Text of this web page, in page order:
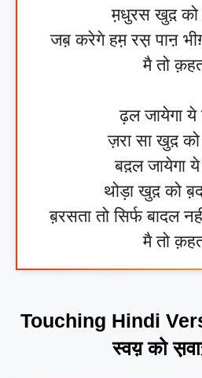
म़धुरस खुद़ को
जब़ करेगे हम़ रस़ पाऩ
मै तो
ढ़ल जायेगा ये
ज़रा सा खुद़ को
बद़ल जायेगा
थोड़ा खुद़ को
ब़रसता तो सिर्फ बादल
मै तो
Touching Hindi
स्वय़ को